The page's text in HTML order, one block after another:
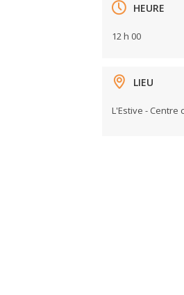
HEURE
12 h 00
LIEU
L'Estive - Centre